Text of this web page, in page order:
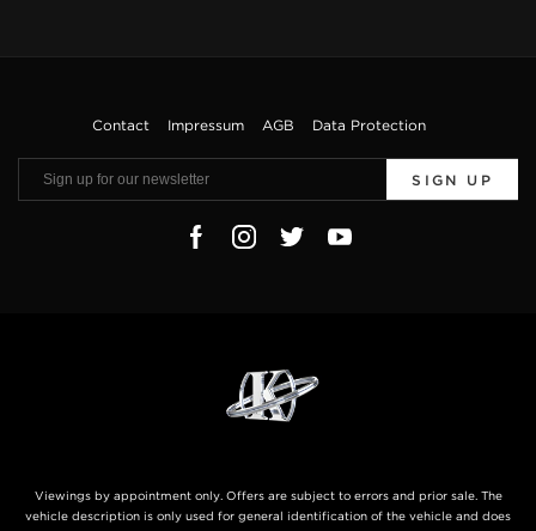
Contact Impressum AGB Data Protection
SIGN UP
Viewings by appointment only. Offers are subject to errors and prior sale. The
vehicle description is only used for general identification of the vehicle and does